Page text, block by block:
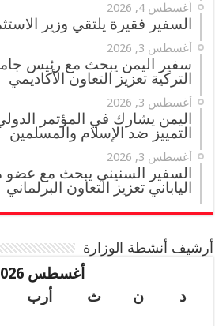
أغسطس 4, 2026
السفير فقيرة يلتقي وزير
أغسطس 3, 2026
سفير اليمن يبحث مع رئيس
التركية تعزيز التعاون الأكاديمي
أغسطس 3, 2026
اليمن يشارك في المؤتمر
التمييز ضد الإسلام والمسلمين
أغسطس 3, 2026
السفير السنيني يبحث مع
الياباني تعزيز التعاون البرلماني
أرشيف أنشطة الوزارة
أغسطس 2026
د
ن ث أرب